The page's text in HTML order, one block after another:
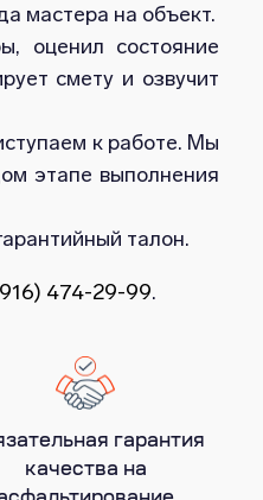
мастера на объект.
оценил состояние
смету и озвучит
к работе. Мы
этапе выполнения
талон.
474-29-99.
гарантия
качества на